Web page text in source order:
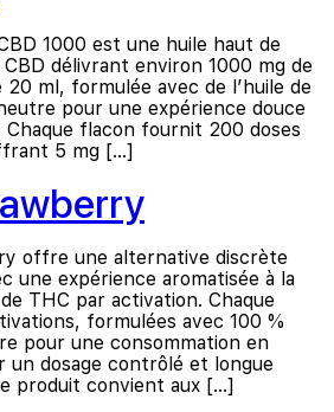
1000 est une huile haut de
CBD délivrant environ 1000 mg de
ml, formulée avec de l’huile de
pour une expérience douce
flacon fournit 200 doses
5 mg […]
offre une alternative discrète
une expérience aromatisée à la
THC par activation. Chaque
formulées avec 100 %
pour une consommation en
un dosage contrôlé et longue
produit convient aux […]